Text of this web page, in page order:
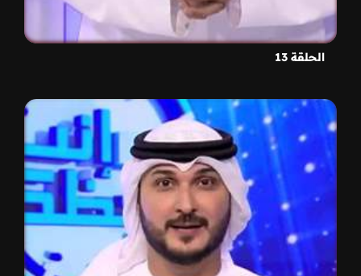
الحلقة 13